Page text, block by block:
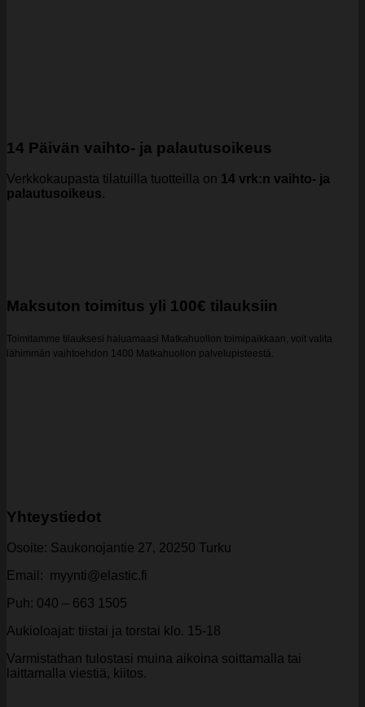
14 Päivän vaihto- ja palautusoikeus
Verkkokaupasta tilatuilla tuotteilla on 14 vrk:n vaihto- ja
palautusoikeus.
Maksuton toimitus yli 100€ tilauksiin
Toimitamme tilauksesi haluamaasi Matkahuollon toimipaikkaan, voit valita
lähimmän vaihtoehdon 1400 Matkahuollon palvelupisteestä.
Yhteystiedot
Osoite: Saukonojantie 27, 20250 Turku
Email: myynti@elastic.fi
Puh: 040 – 663 1505
Aukioloajat: tiistai ja torstai klo. 15-18
Varmistathan tulostasi muina aikoina soittamalla tai
laittamalla viestiä, kiitos.